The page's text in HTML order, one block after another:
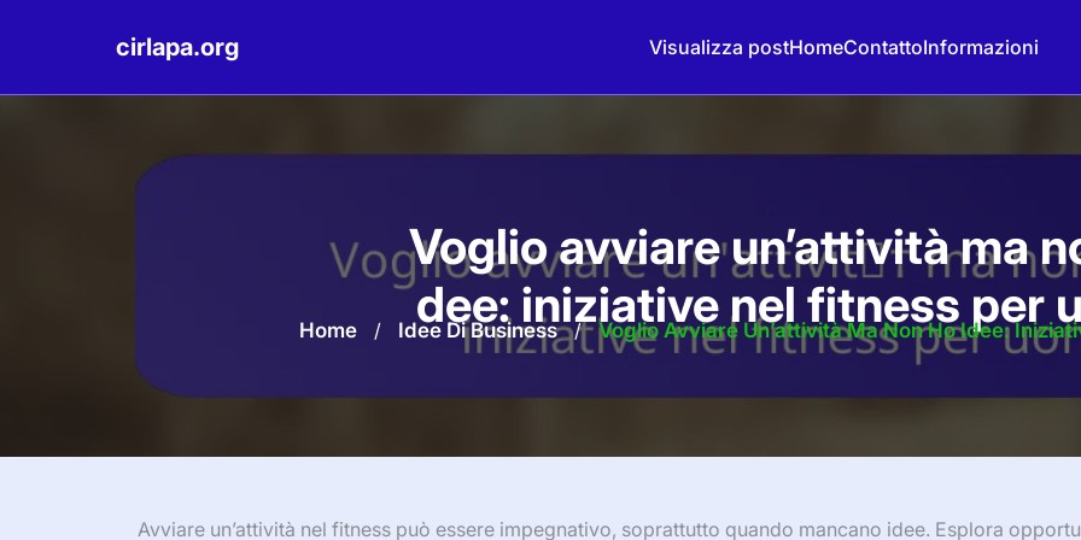
cirlapa.org Visualizza postHomeContattoInformazioni
Voglio avviare un’attività ma
dee: iniziative nel fitness per
Home / Idee Di Business / Voglio Avviare Un’attività Ma Non Ho Idee:
Avviare un’attività nel fitness può essere impegnativo, soprattutto quando mancano idee. Esplora